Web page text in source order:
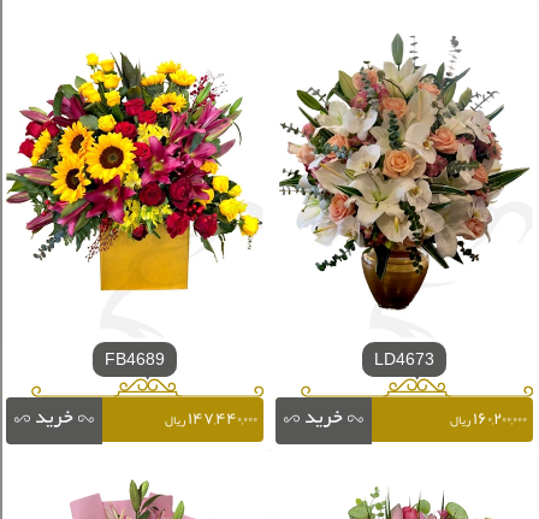
LD4673
۱۶۰,۲۰۰,۰۰۰ریال
FB4689
۱۴۷,۴۴۰,۰۰۰ریال